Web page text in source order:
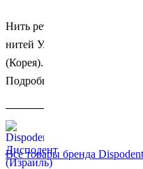
Нить ретракционная
нитей Ультрдент.
Упаковка
(Корея).
Подробности
Все товары бренда